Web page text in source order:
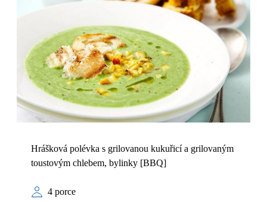
Hrášková polévka s grilovanou kukuřicí a grilovaným
toustovým chlebem, bylinky [BBQ]
4 porce